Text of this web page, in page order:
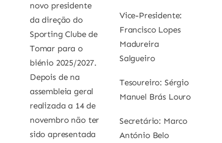
novo presidente
da direção do
Sporting Clube de
Tomar para o
biénio 2025/2027.
Depois de na
assembleia geral
realizada a 14 de
novembro não ter
sido apresentada
Vice-Presidente:
Francisco Lopes
Madureira
Salgueiro
Tesoureiro: Sérgio
Manuel Brás Louro
Secretário: Marco
António Belo